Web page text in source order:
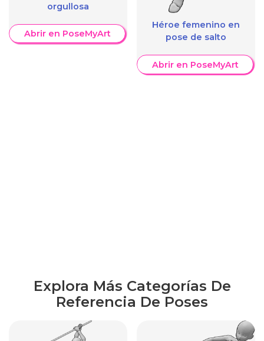
orgullosa
Abrir en PoseMyArt
Héroe femenino en
pose de salto
Abrir en PoseMyArt
Explora Más Categorías De
Referencia De Poses